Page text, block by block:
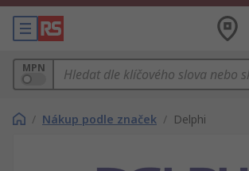
MPN
/ Nákup podle značek / Delphi